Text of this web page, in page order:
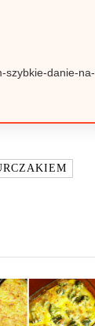
szybkie-danie-na-